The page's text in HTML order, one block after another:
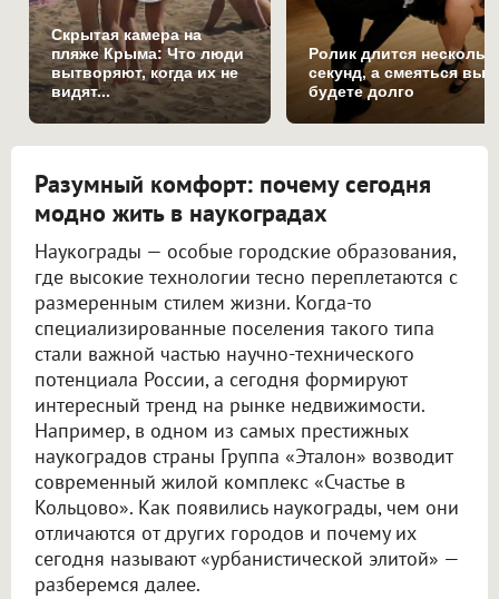
Скрытая камера на
пляже Крыма: Что люди
вытворяют, когда их не
видят...
Ролик длится
секунд, а смеяться вы
будете долго
Разумный комфорт: почему сегодня
модно жить в наукоградах
Наукограды — особые городские образования,
где высокие технологии тесно переплетаются с
размеренным стилем жизни. Когда-то
специализированные поселения такого типа
стали важной частью научно-технического
потенциала России, а сегодня формируют
интересный тренд на рынке недвижимости.
Например, в одном из самых престижных
наукоградов страны Группа «Эталон» возводит
современный жилой комплекс «Счастье в
Кольцово». Как появились наукограды, чем они
отличаются от других городов и почему их
сегодня называют «урбанистической элитой» —
разберемся далее.